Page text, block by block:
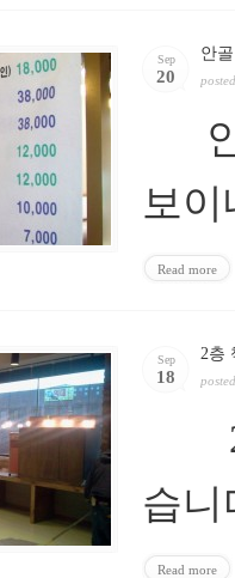
Sep
20
안
안
보
Read more
Sep
18
2층
2
습
Read more